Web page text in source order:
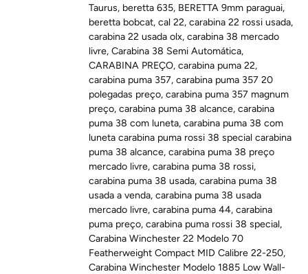
Taurus, beretta 635, BERETTA 9mm paraguai,
beretta bobcat,cal 22,carabina 22 rossi usada,
carabina 22 usada olx,carabina 38 mercado
livre,Carabina 38 Semi Automática,
CARABINA PREÇO,carabina puma 22,
carabina puma 357,carabina puma 357 20
polegadas preço,carabina puma 357 magnum
preço,carabina puma 38 alcance,carabina
puma 38 com luneta,carabina puma 38 com
luneta carabina puma rossi 38 special carabina
puma 38 alcance,carabina puma 38 preço
mercado livre,carabina puma 38 rossi,
carabina puma 38 usada,carabina puma 38
usada a venda,carabina puma 38 usada
mercado livre,carabina puma 44,carabina
puma preço,carabina puma rossi 38 special,
Carabina Winchester 22 Modelo 70
Featherweight Compact MID Calibre 22-250,
Carabina Winchester Modelo 1885 Low Wall-